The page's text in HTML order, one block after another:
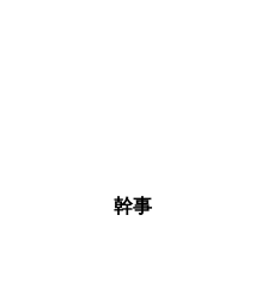
幹事